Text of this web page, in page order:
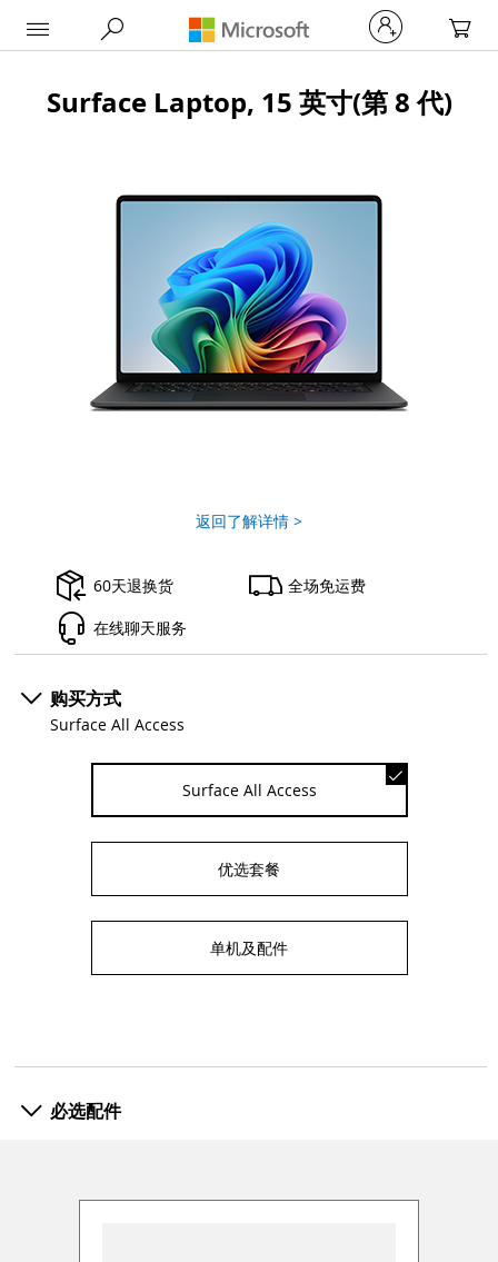
My
Surface Laptop, 15 英寸(第 8 代)
返回了解详情 >
60天退换货
全场免运费
在线聊天服务
购买方式
Surface All Access
Surface All Access
优选套餐
单机及配件
必选配件